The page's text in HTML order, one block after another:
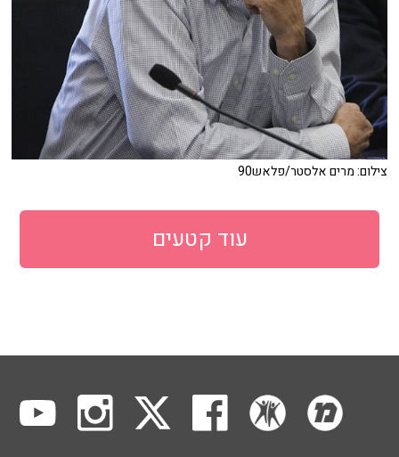
צילום: מרים אלסטר/פלאש90
עוד קטעים